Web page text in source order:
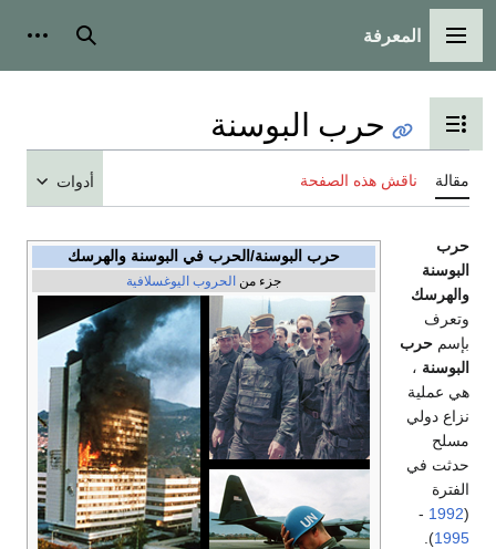
القائمة الرئيسية
المعرفة بحث
تبديل عرض جدول المحتويات
حرب البوسنة
مقالة ناقش هذه الصفحة أدوات
حرب البوسنة/الحرب في البوسنة والهرسك
جزء من الحروب اليوغسلافية
حرب
البوسنة
والهرسك
وتعرف
بإسم حرب
البوسنة ،
هي عملية
نزاع دولي
مسلح
حدثت في
الفترة
(
1992
-
1995
).